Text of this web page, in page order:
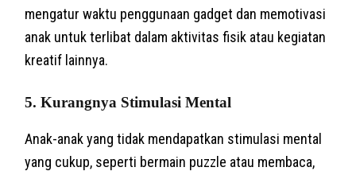
mengatur waktu penggunaan gadget dan memotivasi
anak untuk terlibat dalam aktivitas fisik atau kegiatan
kreatif lainnya.
5.Kurangnya Stimulasi Mental
Anak-anak yang tidak mendapatkan stimulasi mental
yang cukup, seperti bermain puzzle atau membaca,